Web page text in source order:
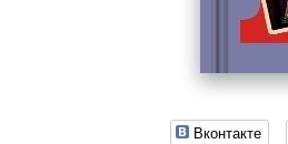
Вконтакте